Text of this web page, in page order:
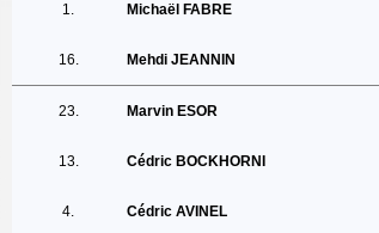
1. Michaël FABRE
16. Mehdi JEANNIN
23. Marvin ESOR
13. Cédric BOCKHORNI
4. Cédric AVINEL